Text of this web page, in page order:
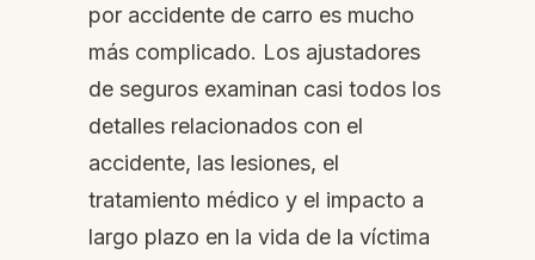
por accidente de carro es mucho
más complicado. Los ajustadores
de seguros examinan casi todos los
detalles relacionados con el
accidente, las lesiones, el
tratamiento médico y el impacto a
largo plazo en la vida de la víctima